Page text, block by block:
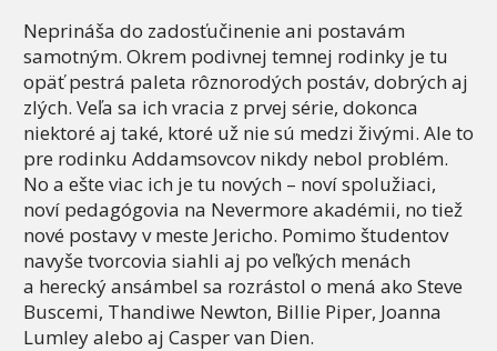
Neprináša do zadosťučinenie ani postavám
samotným. Okrem podivnej temnej rodinky je tu
opäť pestrá paleta rôznorodých postáv, dobrých aj
zlých. Veľa sa ich vracia z prvej série, dokonca
niektoré aj také, ktoré už nie sú medzi živými. Ale to
pre rodinku Addamsovcov nikdy nebol problém.
No a ešte viac ich je tu nových – noví spolužiaci,
noví pedagógovia na Nevermore akadémii, no tiež
nové postavy v meste Jericho. Pomimo študentov
navyše tvorcovia siahli aj po veľkých menách
a herecký ansámbel sa rozrástol o mená ako Steve
Buscemi, Thandiwe Newton, Billie Piper, Joanna
Lumley alebo aj Casper van Dien.